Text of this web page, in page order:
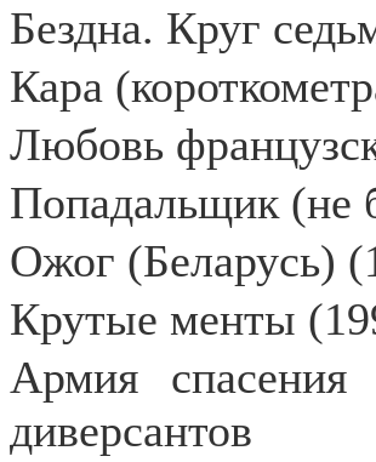
Бездна. Круг
Кара
Любовь
Попадальщик (не
Ожог (Беларусь)
Крутые менты
Армия
диверсантов